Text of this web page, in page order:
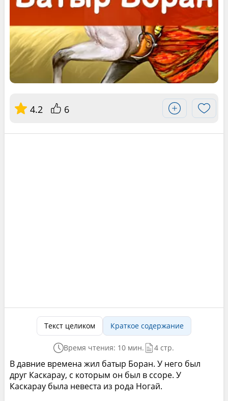
4.2 6
Текст целиком Краткое содержание
Время чтения: 10 мин. 4 стр.
В давние времена жил батыр Боран. У него был
друг Каскарау, с которым он был в ссоре. У
Каскарау была невеста из рода Ногай.